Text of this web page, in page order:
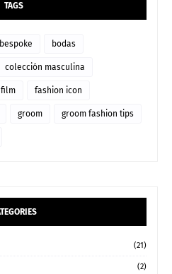
TAGS
bespoke bodas
colección masculina
fashion icon
groom groom fashion tips
(21)
(2)